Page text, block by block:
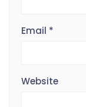
Email *
Website